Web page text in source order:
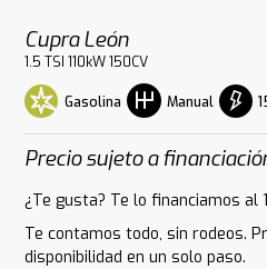
Cupra León
1.5 TSI 110kW 150CV
Gasolina Manual
Precio sujeto a
¿Te gusta? Te lo financiamos al
Te contamos todo, sin rodeos.
disponibilidad en un solo paso.